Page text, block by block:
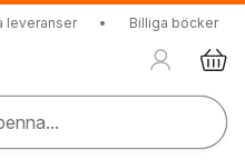
leveranser • Billiga böcker